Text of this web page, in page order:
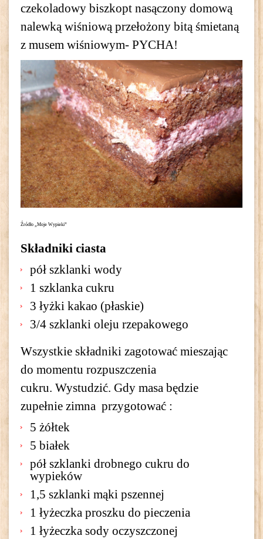
czekoladowy biszkopt nasączony domową
nalewką wiśniową przełożony bitą śmietaną
z musem wiśniowym- PYCHA!
Źródło „Moje Wypieki”
Składniki ciasta
pół szklanki wody
1 szklanka cukru
3 łyżki kakao (płaskie)
3/4 szklanki oleju rzepakowego
Wszystkie składniki zagotować mieszając
do momentu rozpuszczenia
cukru. Wystudzić. Gdy masa będzie
zupełnie zimna przygotować :
5 żółtek
5 białek
pół szklanki drobnego cukru do
wypieków
1,5 szklanki mąki pszennej
1 łyżeczka proszku do pieczenia
1 łyżeczka sody oczyszczonej